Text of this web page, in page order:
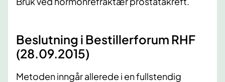
Beslutning i Bestillerforum RHF
(28.09.2015)
Metoden inngår allerede i en fullstendig